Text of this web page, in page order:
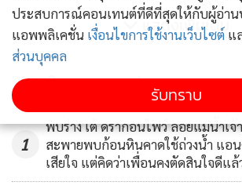
1,770
เด็กเอนเตอร์เท
580
"สามารถ" เผย
รูปแบบเชื่อมโยง
ยึดทรัพย์เด็ดขาด
แสดงเพิ่มเติม
ข่าวในหมวดล่าสุด
1
พบร่าง เต้ ดรากอนไฟว์ ลอยแม่น้ำเจ้
สะพายพบก้อนหินคาดใช้ถ่วงน้ำ แอ
เสียใจ แต่คิดว่าเพื่อนคงตัดสินใจดีแล้
ประสบการณ์คอนเทนต์ที่ดีที่สุดให้กับผู้อ่าน
แอพพลิเคชั่น เงื่อนไขการใช้งานเว็บไซต์ แ
ส่วนบุคคล
รับทราบ